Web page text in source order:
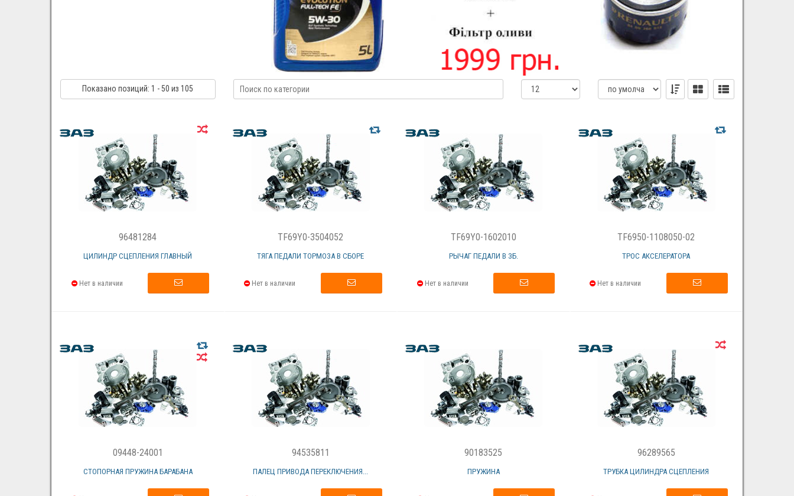
Показано позиций: 1 - 50 из 105
96481284
ЦИЛИНДР СЦЕПЛЕНИЯ ГЛАВНЫЙ
Нет в наличии
TF69Y0-3504052
ТЯГА ПЕДАЛИ ТОРМОЗА В СБОРЕ
Нет в наличии
TF69Y0-1602010
РЫЧАГ ПЕДАЛИ В ЗБ.
Нет в наличии
TF6950-1108050-02
ТРОС АКСЕЛЕРАТОРА
Нет в наличии
09448-24001
СТОПОРНАЯ ПРУЖИНА БАРАБАНА
94535811
ПАЛЕЦ ПРИВОДА ПЕРЕКЛЮЧЕНИЯ...
90183525
ПРУЖИНА
96289565
ТРУБКА ЦИЛИНДРА СЦЕПЛЕНИЯ